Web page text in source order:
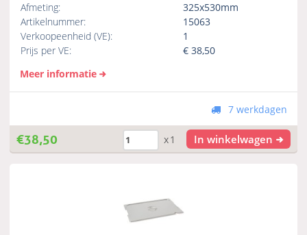
Afmeting:
325x530mm
Artikelnummer:
15063
Verkoopeenheid (VE):
1
Prijs per VE:
€38,50
Meer informatie
7 werkdagen
€38,50 x1 In winkelwagen